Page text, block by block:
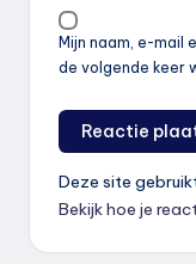
Mijn naam, e-mail
de volgende keer
Deze site
Bekijk hoe je